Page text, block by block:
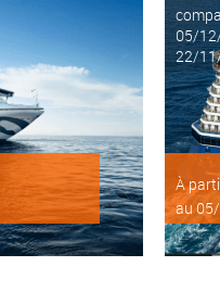
05/
22/
À
au